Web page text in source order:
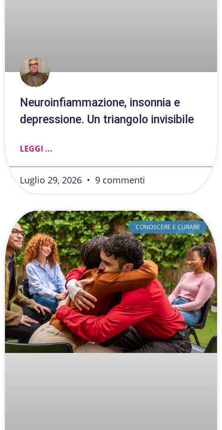
Neuroinfiammazione, insonnia e
depressione. Un triangolo invisibile
LEGGI ...
Luglio 29, 2026 9 commenti
CONOSCERE E CURARE